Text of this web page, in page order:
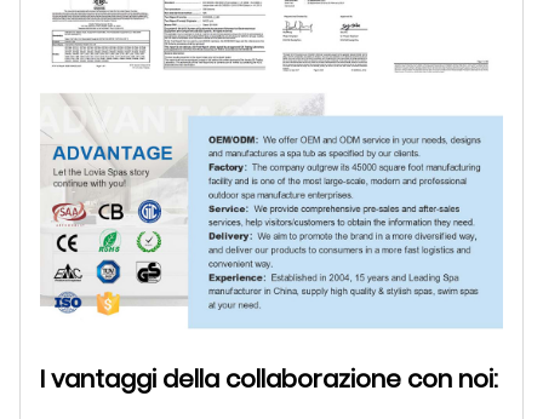
I vantaggi della collaborazione con noi: